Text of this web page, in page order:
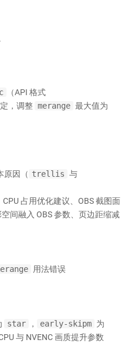
（API 格式
，调整 merange 最大值为
原因（ trellis 与
CPU 占用优化建议、OBS 截图面
间融入 OBS 参数、页边距缩减
用法错误
star ， early-skipm 为
与 NVENC 画质提升参数